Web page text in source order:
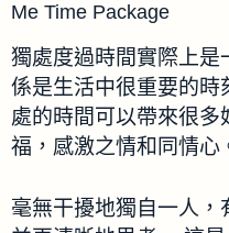
Me Time Package
獨處度過時間實際上是
係是生活中很重要的時
處的時間可以帶來很
福，感激之情和同情心
毫無干擾地獨自一人